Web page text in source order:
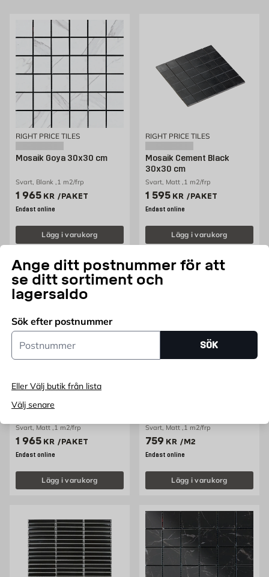
Ange ditt postnummer för att
se ditt sortiment och
lagersaldo
Sök efter postnummer
Postnummer
SÖK
Eller Välj butik från lista
Välj senare
RIGHT PRICE TILES
Mosaik Goya 30x30 cm
Svart, Blank ,1 m2/frp
Pris 1965 kr /paket
1 965 KR /PAKET
Endast online
Lägg i varukorg
RIGHT PRICE TILES
Mosaik Cement Black
30x30 cm
Svart, Matt ,1 m2/frp
Pris 1595 kr /paket
1 595 KR /PAKET
Endast online
Lägg i varukorg
RIGHT PRICE TILES
Mosaik Havana Nero
Svart, Matt ,1 m2/frp
Pris 1965 kr /paket
1 965 KR /PAKET
Endast online
Lägg i varukorg
Svart, Matt ,1 m2/frp
Pris 759 kr /m2
759 KR /M2
Endast online
Lägg i varukorg